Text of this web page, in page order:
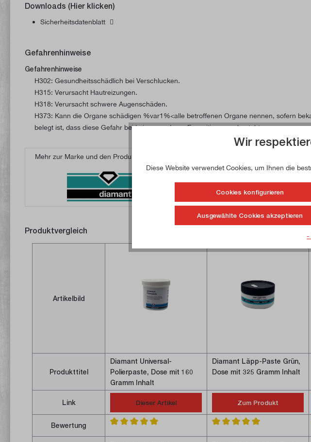
Downloads (Hier klicken)
Sicherheitsdatenblatt
Gefahrenhinweise
Gefahrenhinweise
H302: Gesundheitsschädlich bei Verschlucken.
H315: Verursacht Hautreizungen.
H318: Verursacht schwere Augenschäden.
H373: Kann die Organe schädigen %var1%<alle betroffenen Organe nennen, sofern
belegt ist, dass diese Gefahr bei keinem anderen Expositionsweg besteht>.
Mehr zur Marke und den Produkten von
Produktvergleich
Artikelbild
Produkttitel
Diamant Universal-
Polierpaste, Dose mit 160
Gramm Inhalt
Diamant Läpp-Paste Grün,
Dose mit 325 Gramm Inhalt
Link Dieser Artikel Zum Produkt
Bewertung
Wir
Diese Website verwendet Cookies, um Ihnen die
Cookies konfigurieren
Ausgewählte Cookies akzeptieren
-